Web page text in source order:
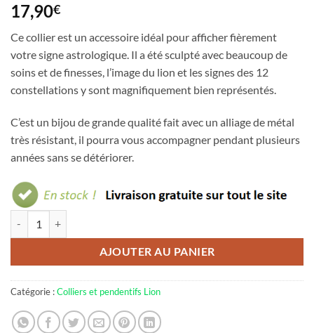
17,90€
Ce collier est un accessoire idéal pour afficher fièrement
votre signe astrologique. Il a été sculpté avec beaucoup de
soins et de finesses, l’image du lion et les signes des 12
constellations y sont magnifiquement bien représentés.
C’est un bijou de grande qualité fait avec un alliage de métal
très résistant, il pourra vous accompagner pendant plusieurs
années sans se détériorer.
AJOUTER AU PANIER
Catégorie :Colliers et pendentifs Lion